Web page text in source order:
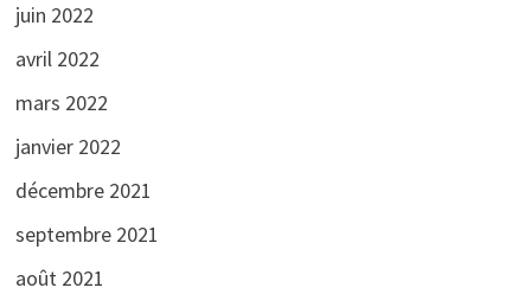
juin 2022
avril 2022
mars 2022
janvier 2022
décembre 2021
septembre 2021
août 2021